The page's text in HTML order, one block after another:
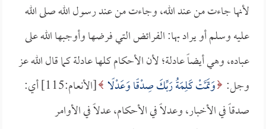
لأنها جاءت من عند الله، وجاءت من عند رسول الله صلى الله
عليه وسلم أو يراد بها: الفرائض التي فرضها وأوجبها الله على
عباده، وهي أيضاً عادلة؛ لأن الأحكام كلها عادلة كما قال الله عز
وجل: وَتَمَّتْ كَلِمَةُ رَبِّكَ صِدْقًا وَعَدْلًا
[الأنعام:115] أي:
صدقاً في الأخبار، وعدلاً في الأحكام، عدلاً في الأوامر